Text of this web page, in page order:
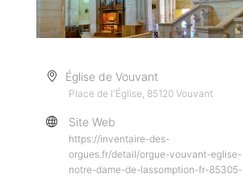
Église de Vouvant
Place de l'Église, 85120 Vouvant
Site Web
https://inventaire-des-
orgues.fr/detail/orgue-vouvant-eglise-
notre-dame-de-lassomption-fr-85305-